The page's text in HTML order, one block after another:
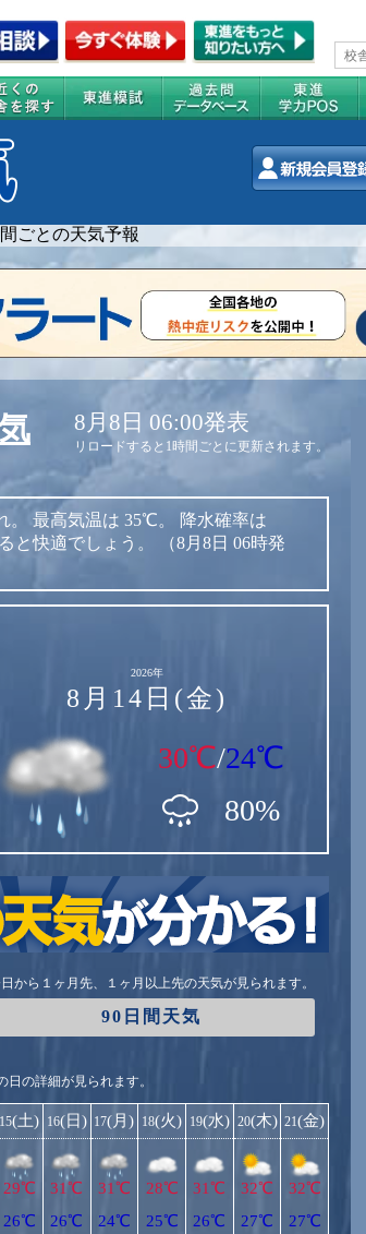
ごとの天気予報
8月8日 06:00発表
リロードすると1時間ごとに更新されます。
。 最高気温は 35℃。
降水確率は
と快適でしょう。
（8月8日 06時発
2026年
8月14日(金)
30℃/24℃
80%
から１ヶ月先、１ヶ月以上先の天気が見られます。
90日間天気
の詳細が見られます。
15(土)
29℃
26℃
16(日)
31℃
26℃
17(月)
31℃
24℃
18(火)
28℃
25℃
19(水)
31℃
26℃
20(木)
32℃
27℃
21(金)
32℃
27℃